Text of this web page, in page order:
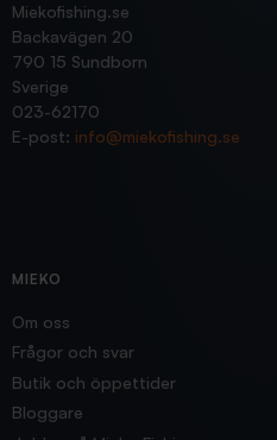
Miekofishing.se
Backavägen 20
790 15 Sundborn
Sverige
023-62170
E-post: info@miekofishing.se
MIEKO
Om oss
Frågor och svar
Butik och öppettider
Bloggare